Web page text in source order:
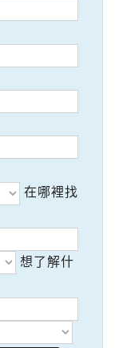
在哪裡找
想了解什